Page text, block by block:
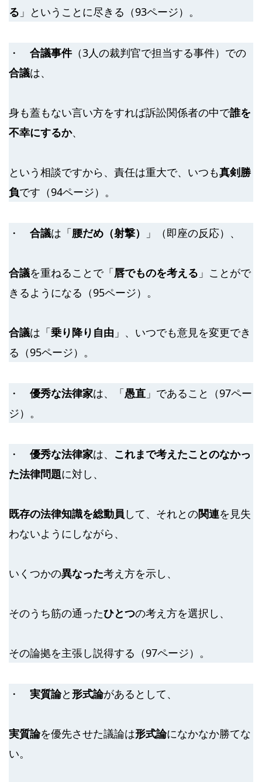
る 」ということに尽きる（93ページ）。
・ 合議事件（3人の裁判官で担当する事件）での
合議は、
身も蓋もない言い方をすれば訴訟関係者の中で誰を
不幸にするか、
という相談ですから、責任は重大で、いつも真剣勝
負です（94ページ）。
・ 合議は「腰だめ（射撃） 」（即座の反応）、
合議を重ねることで「唇でものを考える 」ことがで
きるようになる（95ページ）。
合議は「乗り降り自由 」、いつでも意見を変更でき
る（95ページ）。
・ 優秀な法律家は、「愚直 」であること（97ペー
ジ）。
・ 優秀な法律家は、 これまで考えたことのなかっ
た法律問題に対し、
既存の法律知識を総動員 して、それとの関連を見失
わないようにしながら、
いくつかの異なった考え方を示し、
そのうち筋の通ったひとつの考え方を選択し、
その論拠を主張し説得する（97ページ）。
・ 実質論と 形式論があるとして、
実質論を優先させた議論は形式論になかなか勝てな
い。